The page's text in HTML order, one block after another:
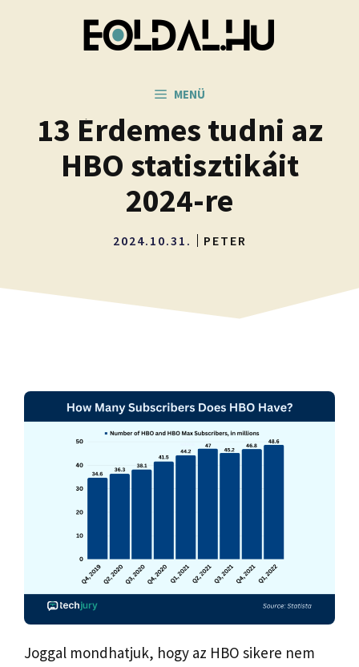
MENÜ
13 Érdemes tudni az
HBO statisztikáit
2024-re
2024.10.31. PETER
Joggal mondhatjuk, hogy az HBO sikere nem